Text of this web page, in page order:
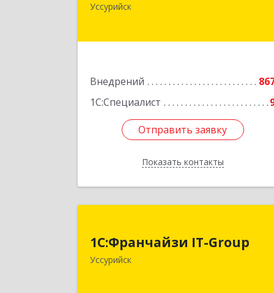
Уссурийск
Внедрений
1С:Специалист
Отправить заявку
Показать контакты
г, Некрасова ул, дом № 94, кв.12
Отправить заявку
Назад
1С:Франчайзи IT-Group
Уссурийск
692500, Приморский край, Уссурийск